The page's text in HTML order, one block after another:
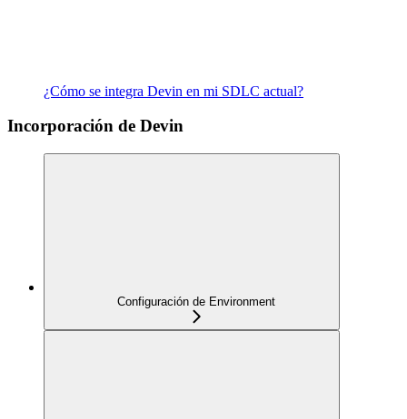
¿Cómo se integra Devin en mi SDLC actual?
Incorporación de Devin
Configuración de Environment